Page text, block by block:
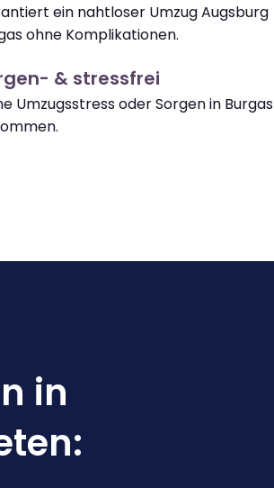
ein nahtloser Umzug Augsburg
ohne Komplikationen.
& stressfrei
Umzugsstress oder Sorgen in Burgas
in